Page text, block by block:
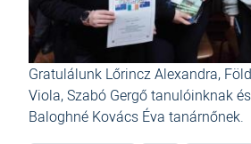
Gratulálunk Lőrincz Alexandra,
Viola, Szabó Gergő tanulóinknak
Baloghné Kovács Éva tanárnőnek.